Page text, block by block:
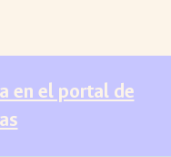
en el portal de